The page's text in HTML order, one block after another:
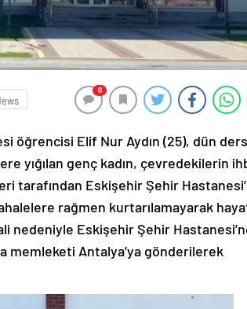
0
Elif Nur Aydın (25), dün ders
yığılan genç kadın, çevredekilerin
tarafından Eskişehir Şehir
rağmen kurtarılamayarak
nedeniyle Eskişehir Şehir
memleketi Antalya’ya gönderilerek